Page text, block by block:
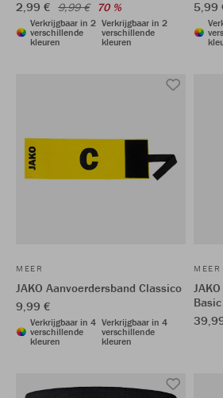
2,99 € 9,99 € 70 %
Verkrijgbaar in 2
verschillende
kleuren
Verkrijgbaar in 2
verschillende
kleuren
5,99
MEER
JAKO Aanvoerdersband Classico
9,99 €
Verkrijgbaar in 4
verschillende
kleuren
Verkrijgbaar in 4
verschillende
kleuren
MEER